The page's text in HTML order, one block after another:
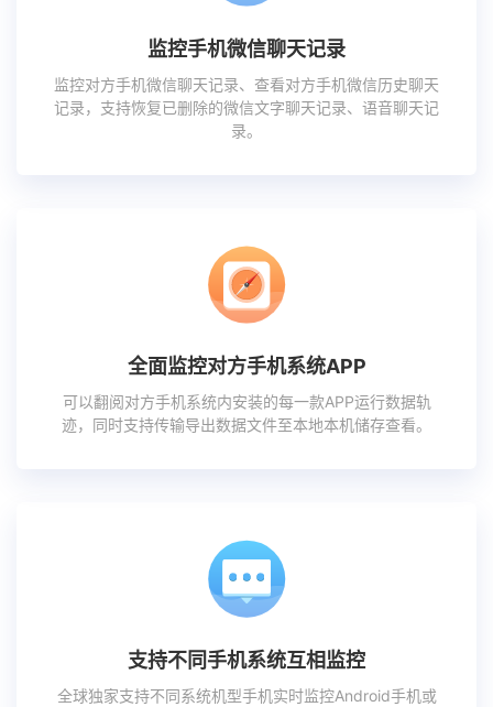
监控手机微信聊天记录
监控对方手机微信聊天记录、查看对方手机微信历史聊天
记录，支持恢复已删除的微信文字聊天记录、语音聊天记
录。
全面监控对方手机系统APP
可以翻阅对方手机系统内安装的每一款APP运行数据轨
迹，同时支持传输导出数据文件至本地本机储存查看。
支持不同手机系统互相监控
全球独家支持不同系统机型手机实时监控Android手机或